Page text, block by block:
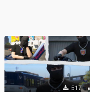
517